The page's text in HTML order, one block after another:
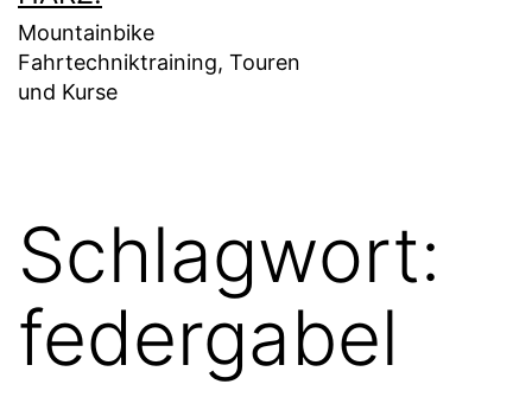
Mountainbike
Fahrtechniktraining, Touren
und Kurse
Schlagwort:
federgabel